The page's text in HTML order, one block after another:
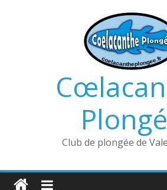
Club de plongée de